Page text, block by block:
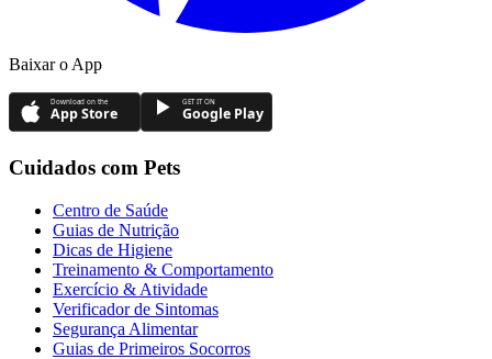
Baixar o App
Download on the
App Store
GET IT ON
Google Play
Cuidados com Pets
Centro de Saúde
Guias de Nutrição
Dicas de Higiene
Treinamento & Comportamento
Exercício & Atividade
Verificador de Sintomas
Segurança Alimentar
Guias de Primeiros Socorros